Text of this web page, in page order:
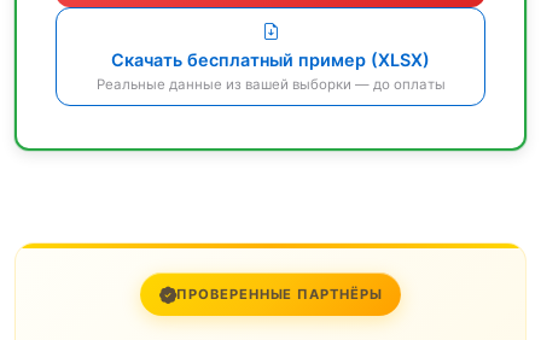
Скачать бесплатный пример (XLSX)
Реальные данные из вашей выборки — до оплаты
ПРОВЕРЕННЫЕ ПАРТНЁРЫ